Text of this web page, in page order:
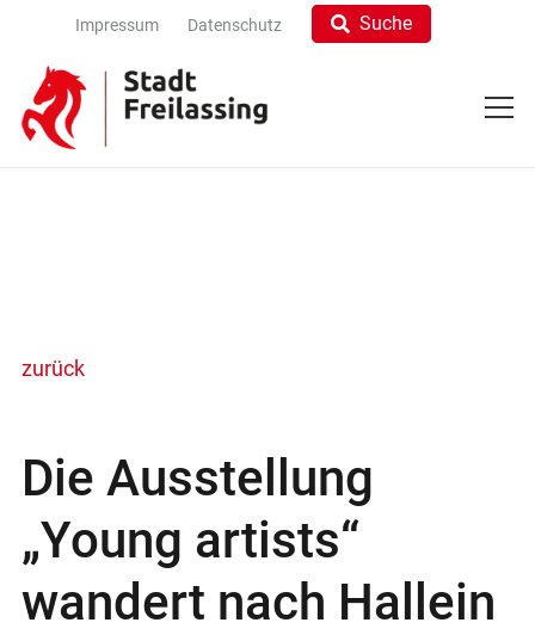
Impressum Datenschutz Suche
zurück
Die Ausstellung
„Young artists“
wandert nach Hallein